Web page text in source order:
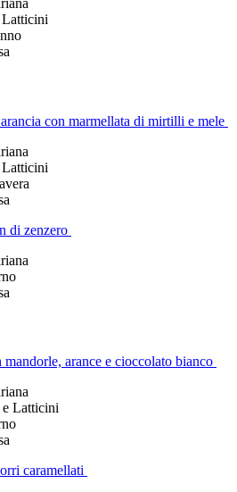
con marmellata di mirtilli e mele
di zenzero
arance e cioccolato bianco
Latticini
caramellati